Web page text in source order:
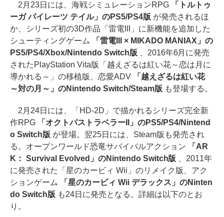
2月23日には、海戦シミュレーションRPG
「トルトゥ
ーガ パイレーツ テイル」のPS5/PS4版 が発売されるほ
か、シリーズ初の3D作品「雷電III」に新機能を追加した
シューティングゲーム
「雷電III × MIKADO MANIAX」の
PS5/PS4/Xbox/Nintendo Switch版
、2016年6月に発売
されたPlayStation Vita版「越えざるは紅い花～恋は月に
導かれる～」の移植版、恋愛ADV
「越えざるは紅い花
～対の月～」のNintendo Switch/Steam版 も登場する。
2月24日には、「HD-2D」で描かれるシリーズ完全新
作RPG
「オクトパストラベラーII」のPS5/PS4/Nintend
o Switch版 が登場。翌25日には、Steam版も発売され
る。オープンワールド恐竜サバイバルアクション
「AR
K： Survival Evolved」のNintendo Switch版
、2011年
に発売された「星のカービィ Wii」のリメイク版、アク
ションゲーム
「星のカービィ Wii デラックス」のNinten
do Switch版 も24日に発売となる。詳細は以下のとお
り。